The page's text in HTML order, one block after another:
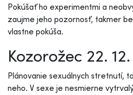
Pokúšať ho experimentmi a
zaujme jeho pozornosť, takmer
vlastne pokúša.
Kozorožec 22.
Plánovanie sexuálnych stretnutí,
neho. V sexe je nesmierne